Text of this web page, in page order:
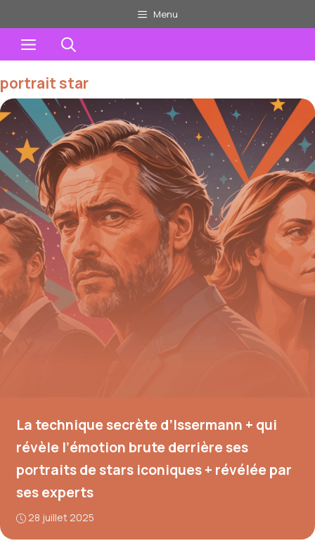
au
contenu
Menu
Menu
portrait star
La technique secrète d’Issermann + qui
révèle l’émotion brute derrière ses
portraits de stars iconiques + révélée par
ses experts
28 juillet 2025